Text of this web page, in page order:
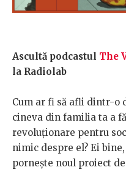
Ascultă podcastul The
la Radiolab
Cum ar fi să afli dintr-o
cineva din familia ta a
revoluționare pentru
nimic despre el? Ei
pornește noul proiect